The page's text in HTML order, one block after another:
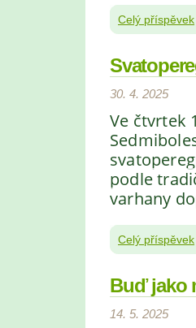
Celý příspěvek
30. 4. 2025
Ve čtvrtek
podle
varhany
Celý příspěvek
Buď jako
14. 5. 2025